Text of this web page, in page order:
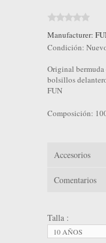
Manufacturer:
Condición:
Original bermuda
bolsillos
FUN
Composición:
Accesorios
Comentarios
Talla :
10 AÑOS